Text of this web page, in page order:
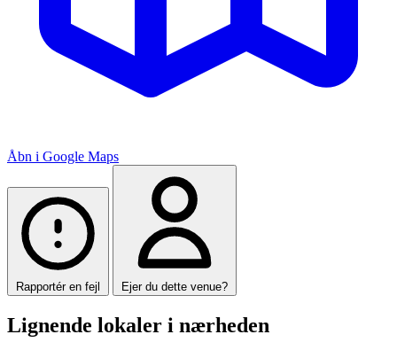
Åbn i Google Maps
Rapportér en fejl Ejer du dette venue?
Lignende lokaler i nærheden